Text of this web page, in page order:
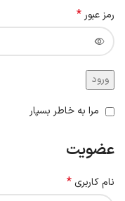
رمز عبور *
ورود
مرا به خاطر بسپار
عضویت
نام کاربری *